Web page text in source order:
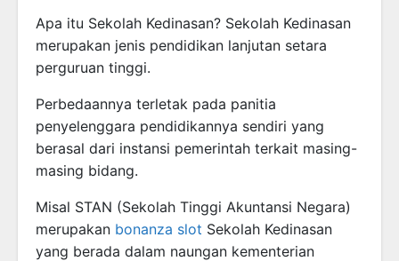
Apa itu Sekolah Kedinasan? Sekolah Kedinasan
merupakan jenis pendidikan lanjutan setara
perguruan tinggi.
Perbedaannya terletak pada panitia
penyelenggara pendidikannya sendiri yang
berasal dari instansi pemerintah terkait masing-
masing bidang.
Misal STAN (Sekolah Tinggi Akuntansi Negara)
merupakan bonanza slot Sekolah Kedinasan
yang berada dalam naungan kementerian